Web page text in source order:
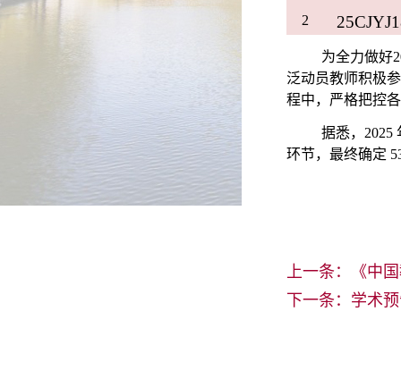
2 25CJYJ
为全力做好
泛动员教师积极
程中，严格把控
据悉，2025
环节，最终确定
上一条：
《中
下一条： 学术